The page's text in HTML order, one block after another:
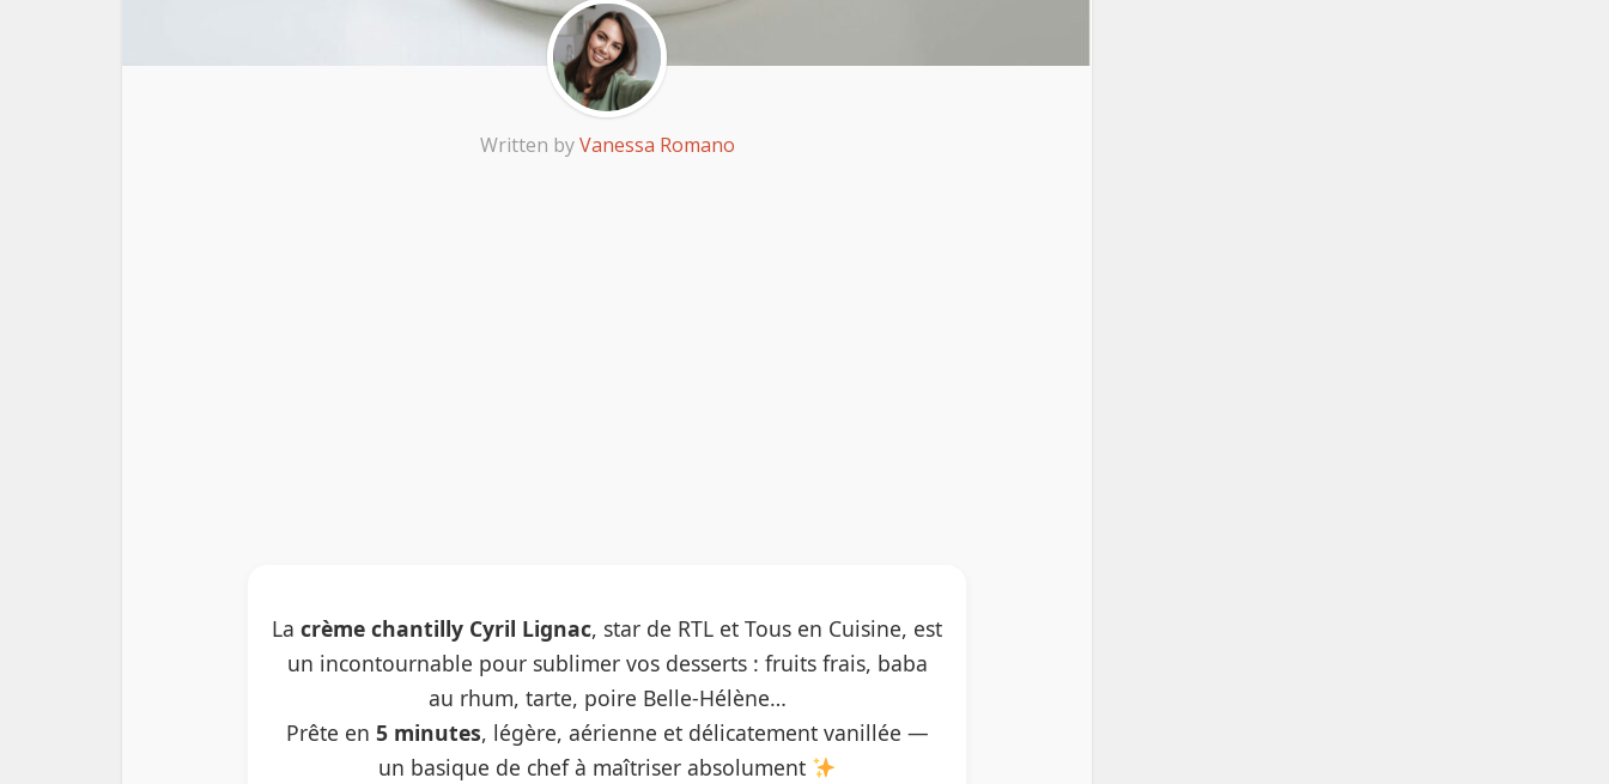
Written byVanessa Romano
La crème chantilly Cyril Lignac, star de RTL et Tous en Cuisine, est
un incontournable pour sublimer vos desserts : fruits frais, baba
au rhum, tarte, poire Belle-Hélène…
Prête en 5 minutes, légère, aérienne et délicatement vanillée —
un basique de chef à maîtriser absolument